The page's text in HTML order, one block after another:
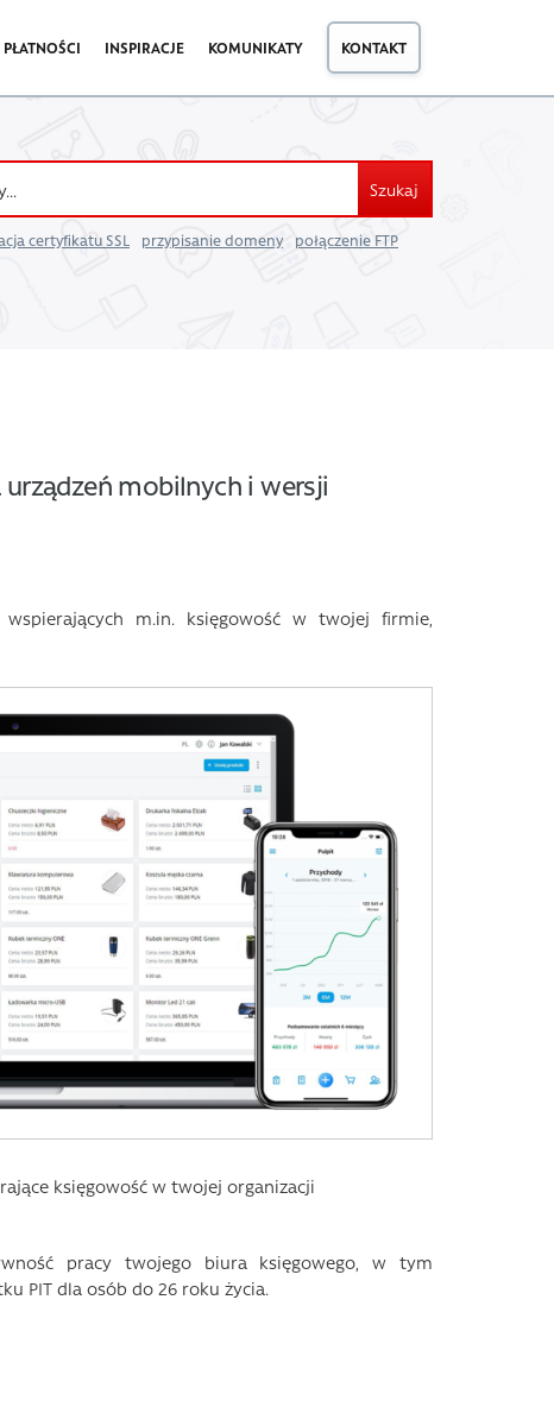
PŁATNOŚCI INSPIRACJE KOMUNIKATY KONTAKT
Szukaj
certyfikatu SSL przypisanie domeny
połączenie FTP
urządzeń mobilnych i wersji
m.in. księgowość w twojej firmie,
księgowość w twojej organizacji
pracy twojego biura księgowego, w tym
PIT dla osób do 26 roku życia.